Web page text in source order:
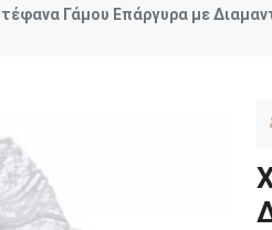
Γάμου Επάργυρα με